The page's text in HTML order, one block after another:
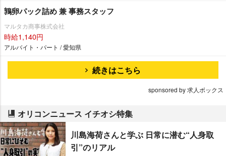
鶉卵パック詰め 兼 事務スタッフ
マルタカ商事株式会社
時給1,140円
アルバイト・パート / 愛知県
続きはこちら
sponsored by 求人ボックス
オリコンニュース イチオシ特集
川島海荷さんと学ぶ 日常に潜む“人身取
引”のリアル